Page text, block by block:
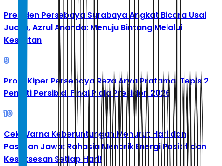
Presiden Persebaya Surabaya Angkat Bicara Usai
Juara, Azrul Ananda: Menuju Bintang Melalui
Kesulitan
9
Profil Kiper Persebaya Reza Arya Pratama, Tepis 2
Penalti Persib di Final Piala Presiden 2026
10
Cek Warna Keberuntungan Menurut Hari dan
Pasaran Jawa: Rahasia Menarik Energi Positif dan
Kesuksesan Setiap Hari!